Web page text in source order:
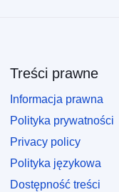
Treści prawne
Informacja prawna
Polityka prywatności
Privacy policy
Polityka językowa
Dostępność treści